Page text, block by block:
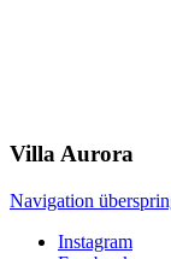
VillaAurora
Navigation
Instagram